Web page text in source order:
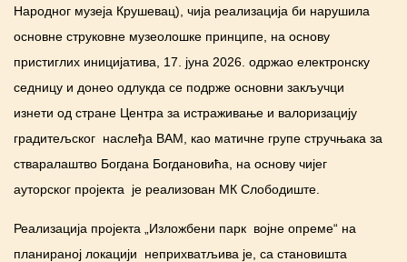
Народног музеја Крушевац), чија реализација би нарушила
основне струковне музеолошке принципе, на основу
пристиглих иницијатива, 17. јуна 2026. одржао електронску
седницу и донео одлукда се подрже основни закључци
изнети од стране Центра за истраживање и валоризацију
градитељског наслеђа ВАМ, као матичне групе стручњака за
стваралаштво Богдана Богдановића, на основу чијег
ауторског пројекта је реализован МК Слободиште.
Реализација пројекта „Изложбени парк војне опреме“ на
планираној локацији неприхватљива је, са становишта